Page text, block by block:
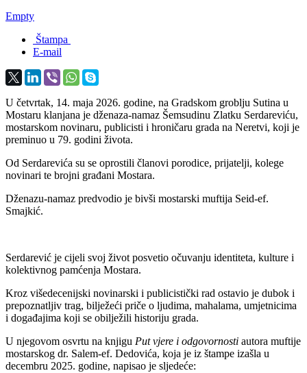
Empty
Štampa
E-mail
U četvrtak, 14. maja 2026. godine, na Gradskom groblju Sutina u
Mostaru klanjana je dženaza-namaz Šemsudinu Zlatku Serdareviću,
mostarskom novinaru, publicisti i hroničaru grada na Neretvi, koji je
preminuo u 79. godini života.
Od Serdarevića su se oprostili članovi porodice, prijatelji, kolege
novinari te brojni građani Mostara.
Dženazu-namaz predvodio je bivši mostarski muftija Seid-ef.
Smajkić.
Serdarević je cijeli svoj život posvetio očuvanju identiteta, kulture i
kolektivnog pamćenja Mostara.
Kroz višedecenijski novinarski i publicistički rad ostavio je dubok i
prepoznatljiv trag, bilježeći priče o ljudima, mahalama, umjetnicima
i događajima koji se obilježili historiju grada.
U njegovom osvrtu na knjigu Put vjere i odgovornosti autora muftije
mostarskog dr. Salem-ef. Dedovića, koja je iz štampe izašla u
decembru 2025. godine, napisao je sljedeće: